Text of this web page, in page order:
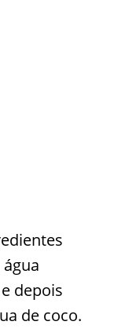
depois
de coco.